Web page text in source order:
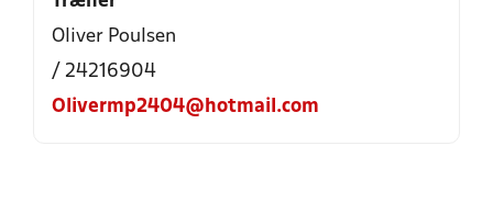
Oliver Poulsen
/ 24216904
Olivermp2404@hotmail.com